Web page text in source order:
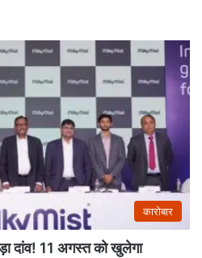
कारोबार
दांव! 11 अगस्त को खुलेगा